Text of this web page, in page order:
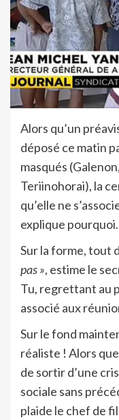
Alors qu’un
déposé ce matin
masqués
Teriinohorai), la
qu’elle ne
explique pourquoi.
Sur la forme, tout
pas », estime le
Tu, regrettant au
associé aux
Sur le fond
réaliste ! Alors
de sortir d’une
sociale sans
plaide le chef de